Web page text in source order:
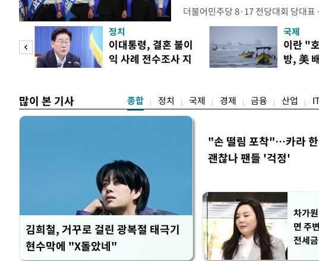
더불어민주당 8·17 전당대회 당대표
보가 8일 제주·인천 지역 순회경선
다. 앞서 정청래 후보 우세 지역으로
·울산·경남 경선에서 1승 1패를 주
제주·인천 경선에서 이기며 '2승 1패'
정치
이대통령, 결혼 불이
익 사례 전수조사 지
국제
이란 "
방, 美
많이 본 기사 종합 정치 국제 경제 금융 산업
김희철, 거꾸로 걸린 광복절 태극기
현수막에 "X돌았네"
"손 떨림 포착"…카라
괜찮나 팬들 '걱정'
차가
면 주
전세